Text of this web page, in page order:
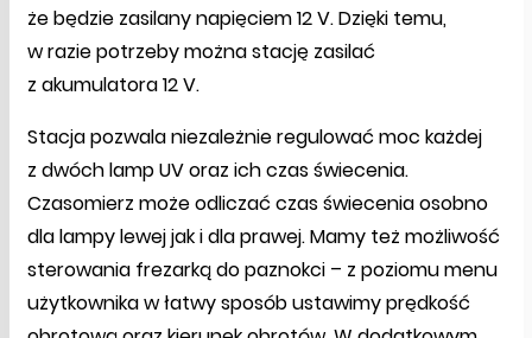
że będzie zasilany napięciem 12 V. Dzięki temu,
w razie potrzeby można stację zasilać
z akumulatora 12 V.
Stacja pozwala niezależnie regulować moc każdej
z dwóch lamp UV oraz ich czas świecenia.
Czasomierz może odliczać czas świecenia osobno
dla lampy lewej jak i dla prawej. Mamy też możliwość
sterowania frezarką do paznokci – z poziomu menu
użytkownika w łatwy sposób ustawimy prędkość